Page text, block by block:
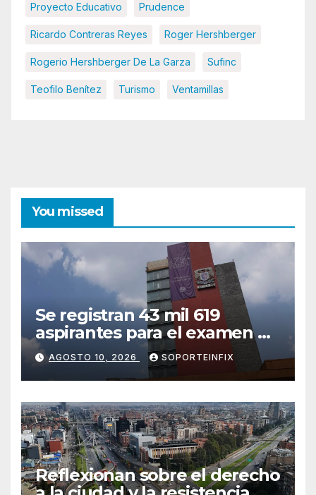
Proyecto Educativo Prudence
Ricardo Contreras Reyes Roger Hershberger
Rogerio Hershberger De La Garza Sufinc
Teofilo Benítez Turismo Ventamillas
You missed
Se registran 43 mil 619
aspirantes para el examen de
ingreso a la UNAM; 74.3% del
total previo
AGOSTO 10, 2026 SOPORTEINFIX
Reflexionan sobre el derecho